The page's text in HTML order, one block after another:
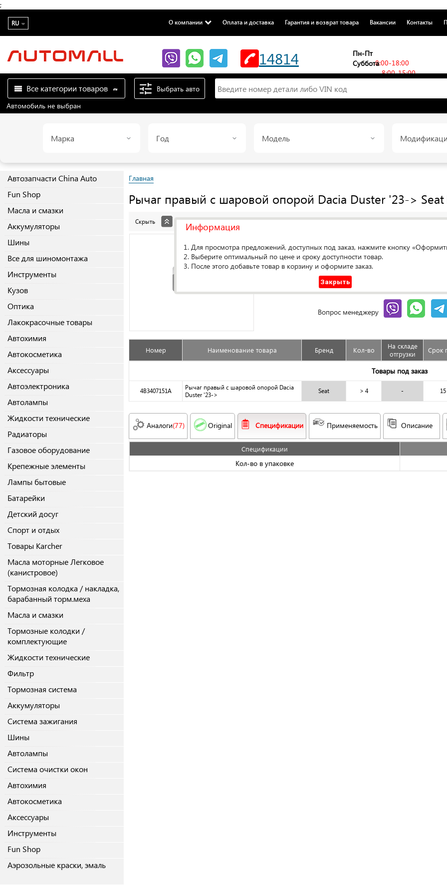
;
RU О компании Оплата и доставка Гарантия и возврат товара Вакансии Контакты
14814
Пн-Пт
8:00-18:00
Суббота
8:00-15:00
Все категории товаров
Выбрать авто
Автомобиль не выбран
Марка Год Модель
Автозапчасти China Auto
Fun Shop
Масла и смазки
Аккумуляторы
Шины
Все для шиномонтажа
Инструменты
Кузов
Оптика
Лакокрасочные товары
Автохимия
Автокосметика
Аксессуары
Автоэлектроника
Автолампы
Жидкости технические
Радиаторы
Газовое оборудование
Крепежные элементы
Лампы бытовые
Батарейки
Детский досуг
Спорт и отдых
Товары Karcher
Масла моторные Легковое
(канистровое)
Тормозная колодка / накладка,
барабанный торм.меха
Масла и смазки
Тормозные колодки /
комплектующие
Жидкости технические
Фильтр
Тормозная система
Аккумуляторы
Система зажигания
Шины
Автолампы
Система очистки окон
Автохимия
Автокосметика
Аксессуары
Инструменты
Fun Shop
Аэрозольные краски, эмаль
Главная
Рычаг правый с шаровой опорой Dacia Duster '23-> Seat
Скрыть
Доступен под заказ
Сравнить
Вопрос менеджеру
Номер Наименование товара Бренд Кол-во
На складе
отгрузки
Срок
Товары под заказ
4B3407151A
Рычаг правый с шаровой опорой Dacia
Duster '23->
Seat > 4 -
Аналоги(77) Original Спецификации Применяемость Описание
Спецификации
Кол-во в упаковке
Информация
1. Для просмотра предложений, доступных под заказ, нажмите кнопку
2. Выберите оптимальный по цене и сроку доступности товар.
3. После этого добавьте товар в корзину и оформите заказ.
Закрыть